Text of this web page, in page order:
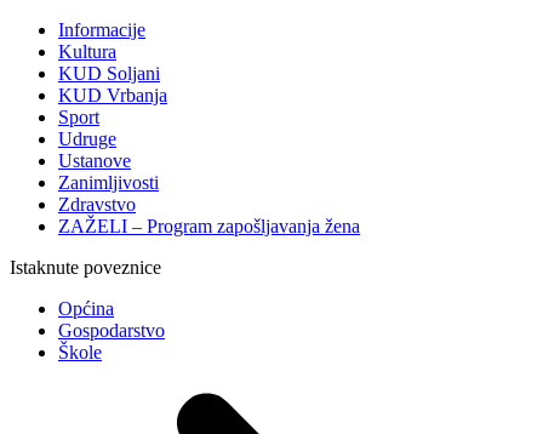
Informacije
Kultura
KUD Soljani
KUD Vrbanja
Sport
Udruge
Ustanove
Zanimljivosti
Zdravstvo
ZAŽELI – Program zapošljavanja žena
Istaknute poveznice
Općina
Gospodarstvo
Škole